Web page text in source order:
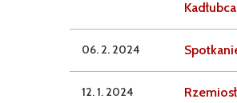
Kadłubca
06. 2. 2024
12. 1. 2024